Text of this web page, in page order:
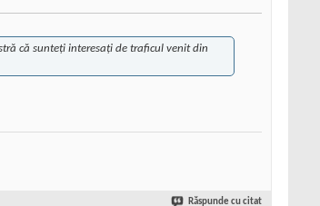
că sunteți interesați de traficul venit din
Răspunde cu citat